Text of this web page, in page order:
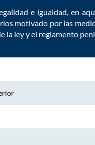
e igualdad, en
motivado por las
la ley y el reglamento